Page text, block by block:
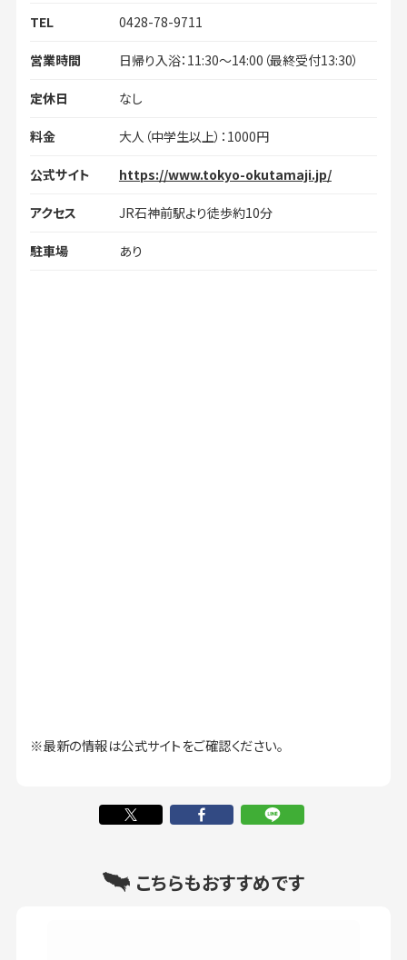
TEL 0428-78-9711
営業時間 日帰り入浴：11:30～14:00（最終受付13:30）
定休日 なし
料金 大人（中学生以上）：1000円
公式サイト https://www.tokyo-okutamaji.jp/
アクセス JR石神前駅より徒歩約10分
駐車場 あり
※最新の情報は公式サイトをご確認ください。
こちらもおすすめです